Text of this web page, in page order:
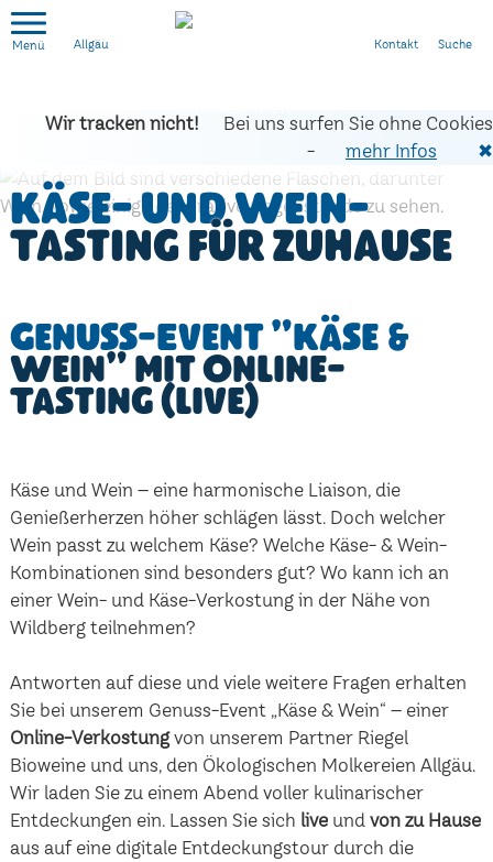
Allgäu
Wir tracken nicht!
Bei uns surfen Sie ohne Cookies
-
mehr Infos ✖
Käse- und Wein-
Tasting für zuhause
Genuss-Event "Käse &
Wein" mit Online-
Tasting (live)
Käse und Wein – eine harmonische Liaison, die
Genießerherzen höher schlägen lässt. Doch welcher
Wein passt zu welchem Käse? Welche Käse- & Wein-
Kombinationen sind besonders gut? Wo kann ich an
einer Wein- und Käse-Verkostung in der Nähe von
Wildberg teilnehmen?
Antworten auf diese und viele weitere Fragen erhalten
Sie bei unserem Genuss-Event „Käse & Wein“ – einer
Online-Verkostungvon unserem Partner Riegel
Bioweine und uns, den Ökologischen Molkereien Allgäu.
Wir laden Sie zu einem Abend voller kulinarischer
Entdeckungen ein. Lassen Sie sich live und von zu Hause
aus auf eine digitale Entdeckungstour durch die